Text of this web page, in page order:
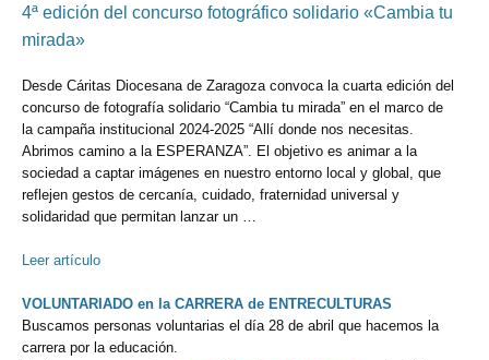
4ª edición del concurso fotográfico solidario «Cambia tu
mirada»
Desde Cáritas Diocesana de Zaragoza convoca la cuarta edición del
concurso de fotografía solidario “Cambia tu mirada” en el marco de
la campaña institucional 2024-2025 “Allí donde nos necesitas.
Abrimos camino a la ESPERANZA”. El objetivo es animar a la
sociedad a captar imágenes en nuestro entorno local y global, que
reflejen gestos de cercanía, cuidado, fraternidad universal y
solidaridad que permitan lanzar un …
Leer artículo
VOLUNTARIADO en la CARRERA de ENTRECULTURAS
Buscamos personas voluntarias el día 28 de abril que hacemos la
carrera por la educación.